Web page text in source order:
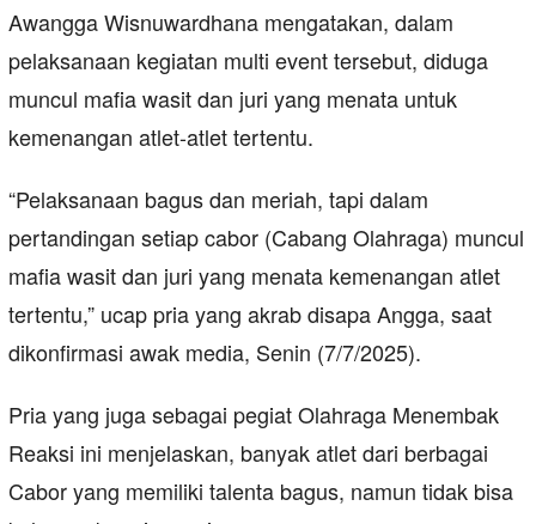
Awangga Wisnuwardhana mengatakan, dalam
pelaksanaan kegiatan multi event tersebut, diduga
muncul mafia wasit dan juri yang menata untuk
kemenangan atlet-atlet tertentu.
“Pelaksanaan bagus dan meriah, tapi dalam
pertandingan setiap cabor (Cabang Olahraga) muncul
mafia wasit dan juri yang menata kemenangan atlet
tertentu,” ucap pria yang akrab disapa Angga, saat
dikonfirmasi awak media, Senin (7/7/2025).
Pria yang juga sebagai pegiat Olahraga Menembak
Reaksi ini menjelaskan, banyak atlet dari berbagai
Cabor yang memiliki talenta bagus, namun tidak bisa